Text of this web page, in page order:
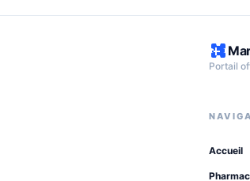
Portail
Accueil